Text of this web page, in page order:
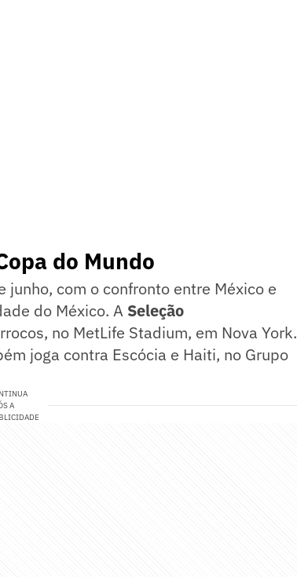
do Mundo
junho, com o confronto entre México e
do México. A Seleção
no MetLife Stadium, em Nova York.
joga contra Escócia e Haiti, no Grupo
A